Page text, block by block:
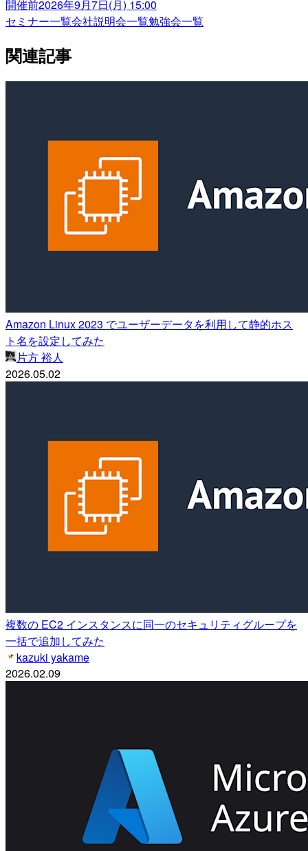
開催前2026年9月7日(月) 15:00
セミナー一覧会社説明会一覧勉強会一覧
関連記事
Amazon Linux 2023 でユーザーデータを利用して静的ホス
ト名を設定してみた
片方 裕人
2026.05.02
複数の EC2 インスタンスに同一のセキュリティグループを
一括で追加してみた
kazuki yakame
2026.02.09